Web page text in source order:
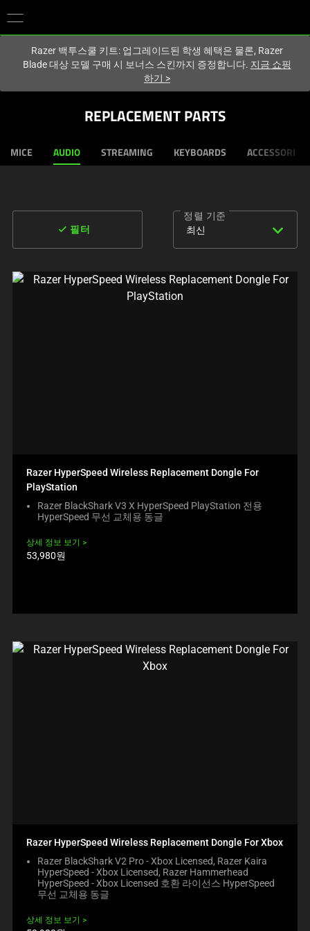
Razer 백투스쿨 키트: 업그레이드된 학생 혜택은 물론, Razer
Blade 대상 모델 구매 시 보너스 스킨까지 증정합니다. 지금 쇼핑
하기 >
REPLACEMENT PARTS
MICE AUDIO STREAMING KEYBOARDS ACCESSORIES
done 필터
정렬 기준
expand_more
최신
Razer HyperSpeed Wireless Replacement Dongle For
PlayStation
Razer BlackShark V3 X HyperSpeed PlayStation 전용
HyperSpeed 무선 교체용 동글
상세 정보 보기
제
53,980원
Razer HyperSpeed Wireless Replacement Dongle For Xbox
Razer BlackShark V2 Pro - Xbox Licensed, Razer Kaira
HyperSpeed - Xbox Licensed, Razer Hammerhead
HyperSpeed - Xbox Licensed 호환 라이선스 HyperSpeed
무선 교체용 동글
상세 정보 보기